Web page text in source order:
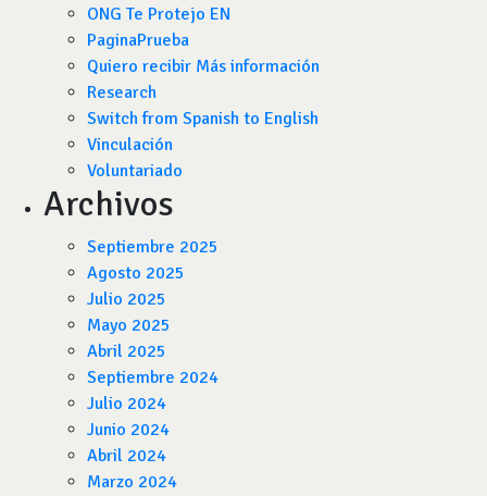
ONG Te Protejo EN
PaginaPrueba
Quiero recibir Más información
Research
Switch from Spanish to English
Vinculación
Voluntariado
Archivos
Septiembre 2025
Agosto 2025
Julio 2025
Mayo 2025
Abril 2025
Septiembre 2024
Julio 2024
Junio 2024
Abril 2024
Marzo 2024